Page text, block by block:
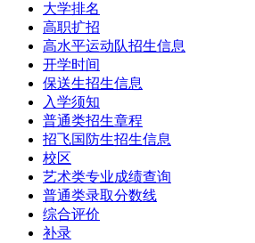
大学排名
高职扩招
高水平运动队招生信息
开学时间
保送生招生信息
入学须知
普通类招生章程
招飞国防生招生信息
校区
艺术类专业成绩查询
普通类录取分数线
综合评价
补录